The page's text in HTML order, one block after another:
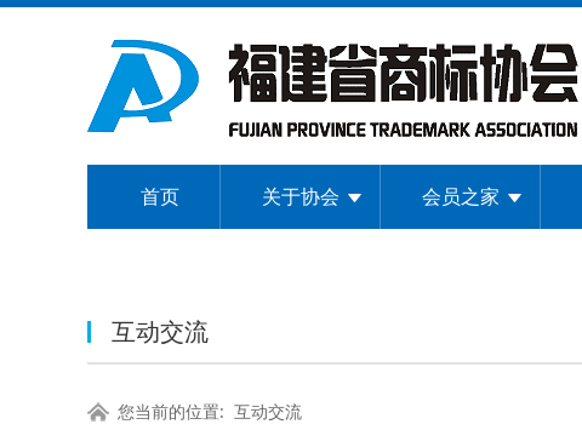
首页 关于协会 会员之家
互动交流
您当前的位置: 互动交流